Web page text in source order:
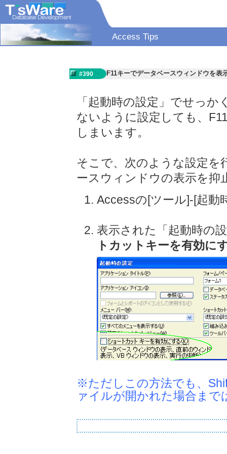
Access Tips
#390 F11キーでデータベースウィンドウを表
「起動時の設定」でせっ
ないように設定しても、
しまいます。
そこで、次のような設定を
ースウィンドウの表示を抑
Accessの[ツール]-[起動
表示された「起動時の
トカットキーを有効に
※ただしこの方法でも、
ァイルが開かれた場合まで